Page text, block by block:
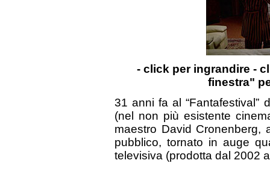
- click per ingrandire -
finestra"
31 anni fa al “Fantafestival”
(nel non più esistente
maestro David Cronenberg,
pubblico, tornato in auge
televisiva (prodotta dal 2002